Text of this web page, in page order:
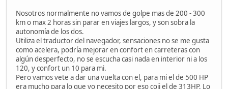
Nosotros normalmente no vamos de golpe mas de 200 - 300
km o max 2 horas sin parar en viajes largos, y son sobra la
autonomía de los dos.
Utiliza el traductor del navegador, sensaciones no se me gusta
como acelera, podría mejorar en confort en carreteras con
algún desperfecto, no se escucha casi nada en interior ni a los
120, y confort un 10 para mi.
Pero vamos vete a dar una vuelta con el, para mi el de 500 HP
era mucho para lo que yo necesito por eso coji el de 313HP. Lo